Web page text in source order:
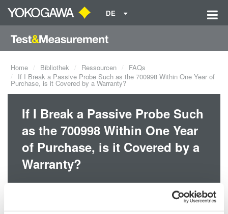
DE
Home Bibliothek Ressourcen
FAQs
If I Break a Passive Probe Such as the 700998 Within One Year of
Purchase, is it Covered by a Warranty?
If I Break a Passive Probe Such
as the 700998 Within One Year
of Purchase, is it Covered by a
Warranty?
Because of their relative low cost, passive probes are classified
as consumables and as such, are not covered by a warranty.